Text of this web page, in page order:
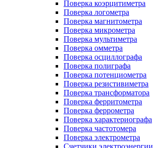
Поверка коэрцитиметра
Поверка логометра
Поверка магнитометра
Поверка микрометра
Поверка мультиметра
Поверка омметра
Поверка осциллографа
Поверка полиграфа
Поверка потенциометра
Поверка резистивиметра
Поверка трансформатора
Поверка ферритометра
Поверка феррометра
Поверка характериографа
Поверка частотомера
Поверка электрометра
Счетчики электроэнергии